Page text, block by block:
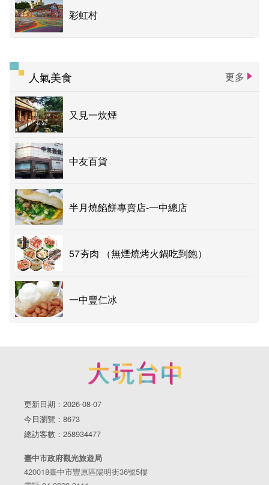
彩虹村
人氣美食 更多
又見一炊煙
中友百貨
半月燒餡餅專賣店-一中總店
57夯肉 （無煙燒烤火鍋吃到飽）
一中豐仁冰
更新日期：2026-08-07
今日瀏覽：8673
總訪客數：258934477
臺中市政府觀光旅遊局
420018臺中市豐原區陽明街36號5樓